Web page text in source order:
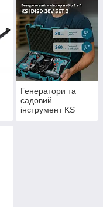
Генератори та
садовий
інструмент KS